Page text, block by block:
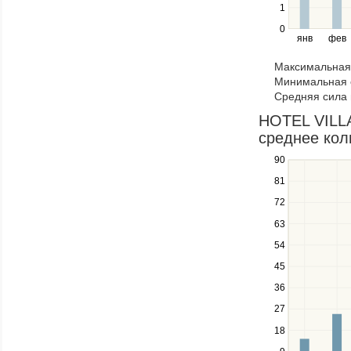
янв фев
0
1and
right
navigate
through
items
in
a
series.
Минимальная
Средняя сила
HOTEL
среднее
18
27
36
45
54
63
72
81
90
Use
the
and
down
to
navigate
series.
Use
the